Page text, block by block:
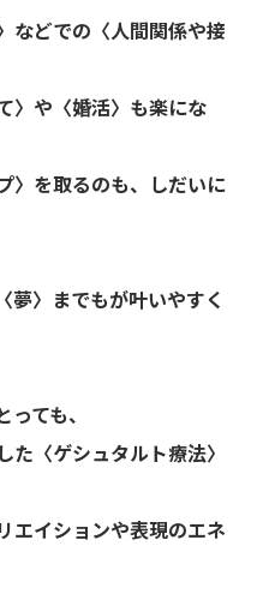
などでの〈人間関係や接
〉や〈婚活〉も楽にな
〉を取るのも、しだいに
夢〉までもが叶いやすく
ても、
た〈ゲシュタルト療法〉
エイションや表現のエネ